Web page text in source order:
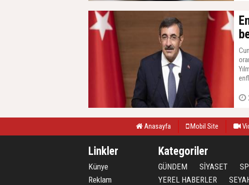
bir
Anasayfa Mobil Site
Linkler
Künye
Reklam
Kategoriler
GÜNDEM SİYASET
YEREL HABERLER